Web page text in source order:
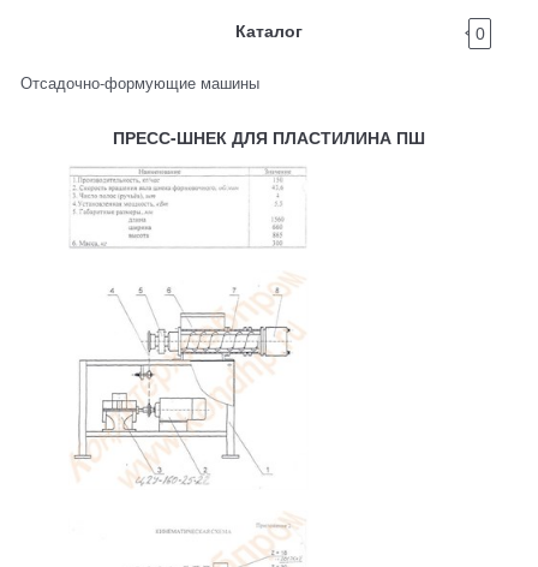
Каталог 0
Отсадочно-формующие машины
ПРЕСС-ШНЕК ДЛЯ ПЛАСТИЛИНА ПШ